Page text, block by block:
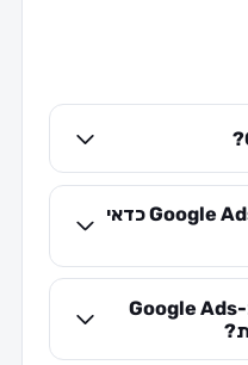
אילו כלים של אוטומציה ב-Google Ads כדאי
באילו היבטים של הקמפיין ב-Google Ads